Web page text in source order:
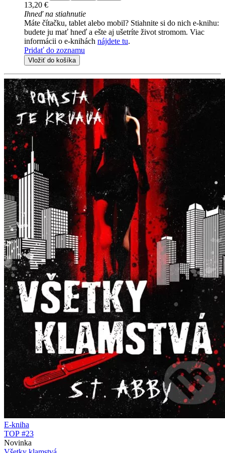
13,20 €
Ihneď na stiahnutie
Máte čítačku, tablet alebo mobil? Stiahnite si do nich e-knihu:
budete ju mať hneď a ešte aj ušetríte život stromom. Viac
informácii o e-knihách nájdete tu.
Pridať do zoznamu
Vložiť do košíka
E-kniha
TOP #23
Novinka